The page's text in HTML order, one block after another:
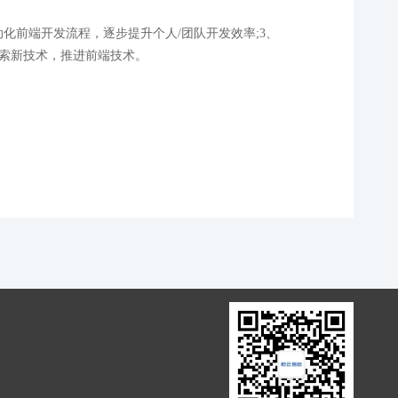
前端开发流程，逐步提升个人/团队开发效率;3、
新技术，推进前端技术。